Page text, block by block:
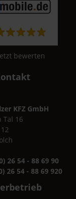
bewerten
KFZ GmbH
Tal 16
26 54 - 88 69 90
26 54 - 88 69 920